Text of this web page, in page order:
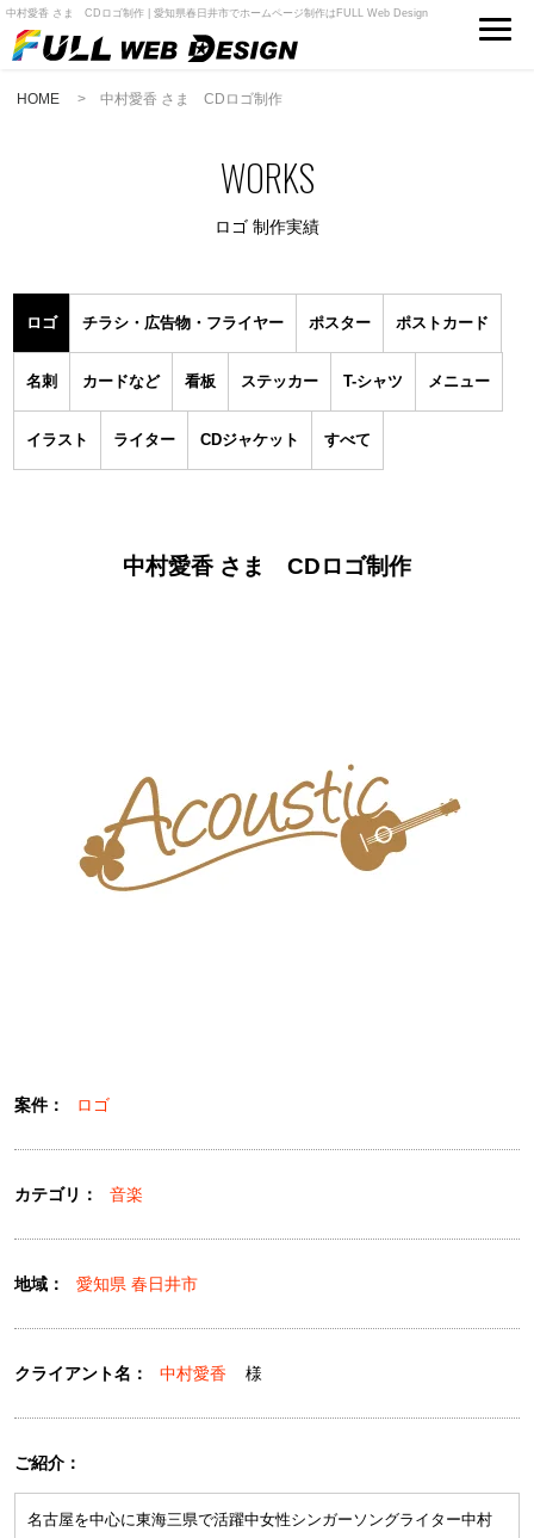
中村愛香 さま CDロゴ制作 | 愛知県春日井市でホームページ制作はFULL Web Design
HOME > 中村愛香 さま CDロゴ制作
WORKS
ロゴ 制作実績
ロゴ チラシ・広告物・フライヤー ポスター ポストカード
名刺 カードなど 看板 ステッカー T-シャツ メニュー
イラスト ライター CDジャケット すべて
中村愛香 さま CDロゴ制作
案件： ロゴ
カテゴリ： 音楽
地域： 愛知県 春日井市
クライアント名： 中村愛香 様
ご紹介：
名古屋を中心に東海三県で活躍中女性シンガーソングライター中村